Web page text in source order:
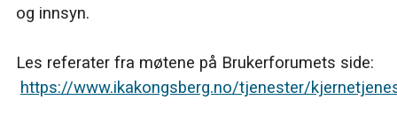
og innsyn.
Les referater fra møtene på Brukerforumets side:
https://www.ikakongsberg.no/tjenester/